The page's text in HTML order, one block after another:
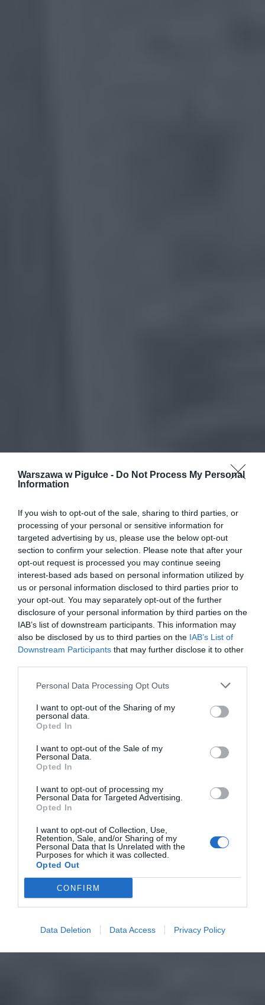
Warszawa w Pigułce - Do Not Process My Personal
Information
If you wish to opt-out of the sale, sharing to third parties, or
processing of your personal or sensitive information for
targeted advertising by us, please use the below opt-out
section to confirm your selection. Please note that after your
opt-out request is processed you may continue seeing
interest-based ads based on personal information utilized by
us or personal information disclosed to third parties prior to
your opt-out. You may separately opt-out of the further
disclosure of your personal information by third parties on the
IAB’s list of downstream participants. This information may
also be disclosed by us to third parties on the IAB’s List of
Downstream Participants that may further disclose it to other
Personal Data Processing Opt Outs
I want to opt-out of the Sharing of my
personal data.
Opted In
I want to opt-out of the Sale of my
Personal Data.
Opted In
I want to opt-out of processing my
Personal Data for Targeted Advertising.
Opted In
I want to opt-out of Collection, Use,
Retention, Sale, and/or Sharing of my
Personal Data that Is Unrelated with the
Purposes for which it was collected.
Opted Out
CONFIRM
Data Deletion Data Access Privacy Policy